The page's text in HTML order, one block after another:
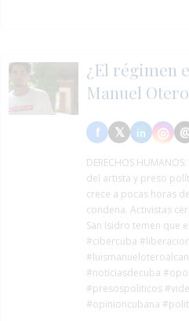
¿El régimen
Manuel
DERECHOS HUMANOS:
del artista y preso
crece a pocas horas
condena. Activistas
San Isidro temen que
#cibercuba
#noticiasdecuba
#presospoliticos
#opinioncubana